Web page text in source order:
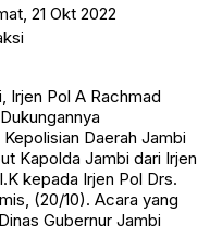
21 Okt 2022
Irjen Pol A Rachmad
Daerah Jambi
Kapolda Jambi dari Irjen
kepada Irjen Pol Drs.
(20/10). Acara yang
Gubernur Jambi